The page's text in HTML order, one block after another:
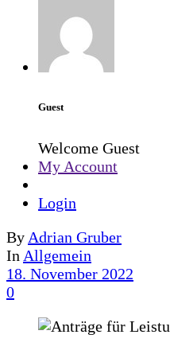
Guest
Welcome Guest
My Account
Login
By Adrian Gruber
In Allgemein
18. November 2022
0